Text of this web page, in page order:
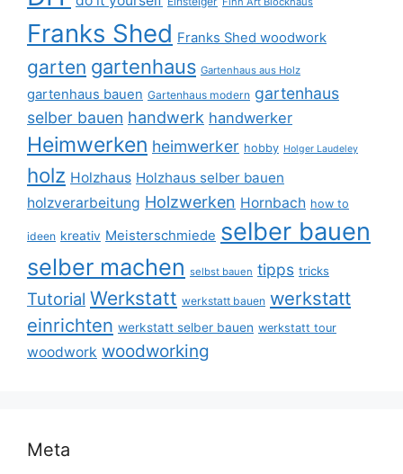
Franks Shed Franks Shed woodwork
garten gartenhaus Gartenhaus aus Holz
gartenhaus bauen Gartenhaus modern gartenhaus
selber bauen handwerk handwerker
Heimwerken heimwerker hobby Holger Laudeley
holz Holzhaus Holzhaus selber bauen
holzverarbeitung Holzwerken Hornbach how to
ideen kreativ Meisterschmiede selber bauen
selber machen selbst bauen tipps tricks
Tutorial Werkstatt werkstatt bauen werkstatt
einrichten werkstatt selber bauen werkstatt tour
woodwork woodworking
Meta